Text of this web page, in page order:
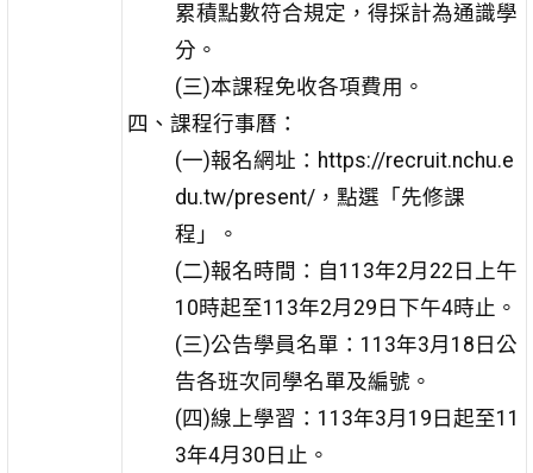
累積點數符合規定，得採計為通識學
分。
(三)本課程免收各項費用。
四、課程行事曆：
(一)報名網址：https://recruit.nchu.e
du.tw/present/，點選「先修課
程」。
(二)報名時間：自113年2月22日上午
10時起至113年2月29日下午4時止。
(三)公告學員名單：113年3月18日公
告各班次同學名單及編號。
(四)線上學習：113年3月19日起至11
3年4月30日止。